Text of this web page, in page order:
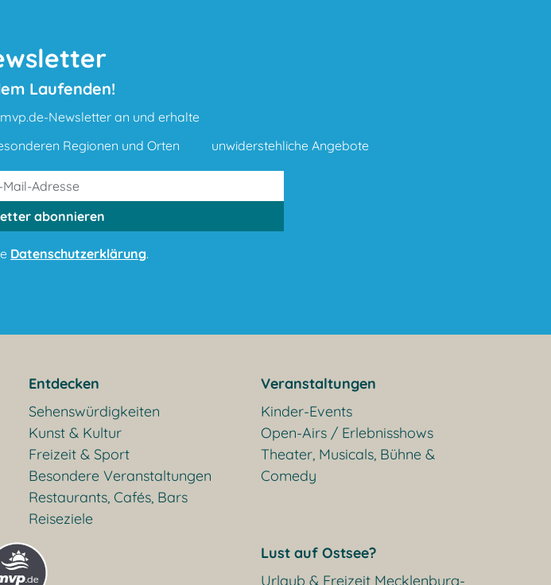
Laufenden!
Newsletter an und erhalte
Regionen und Orten unwiderstehliche Angebote
abonnieren
Datenschutzerklärung.
Entdecken
Sehenswürdigkeiten
Kunst & Kultur
Freizeit & Sport
Besondere Veranstaltungen
Restaurants, Cafés, Bars
Reiseziele
Veranstaltungen
Kinder-Events
Open-Airs / Erlebnisshows
Theater, Musicals, Bühne &
Comedy
Lust auf Ostsee?
Urlaub & Freizeit Mecklenburg-